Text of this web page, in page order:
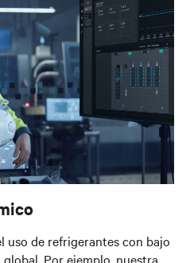
uso de refrigerantes con bajo
Por ejemplo, nuestra